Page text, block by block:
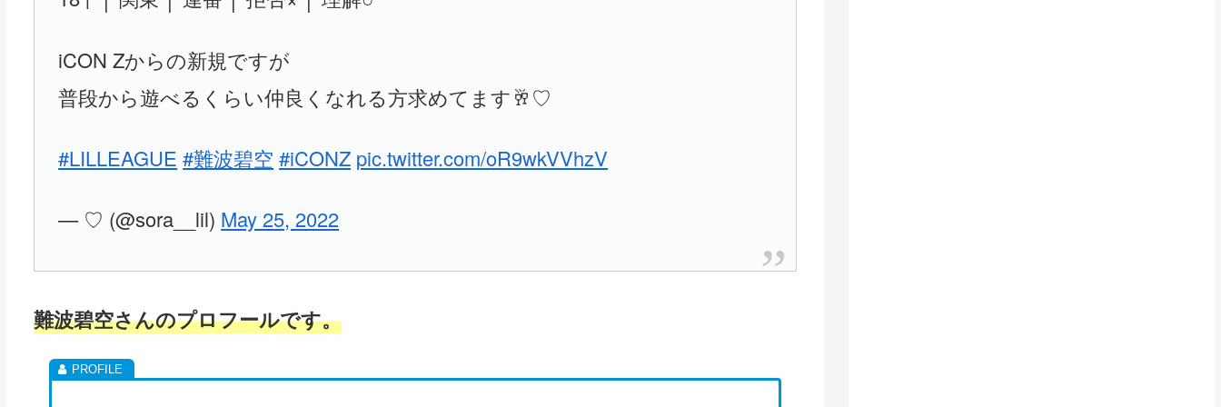
iCON Zからの新規ですが
普段から遊べるくらい仲良くなれる方求めてます🥂♡
#LILLEAGUE #難波碧空 #iCONZ pic.twitter.com/oR9wkVVhzV
— ♡ (@sora__lil) May 25, 2022
難波碧空さんのプロフールです。